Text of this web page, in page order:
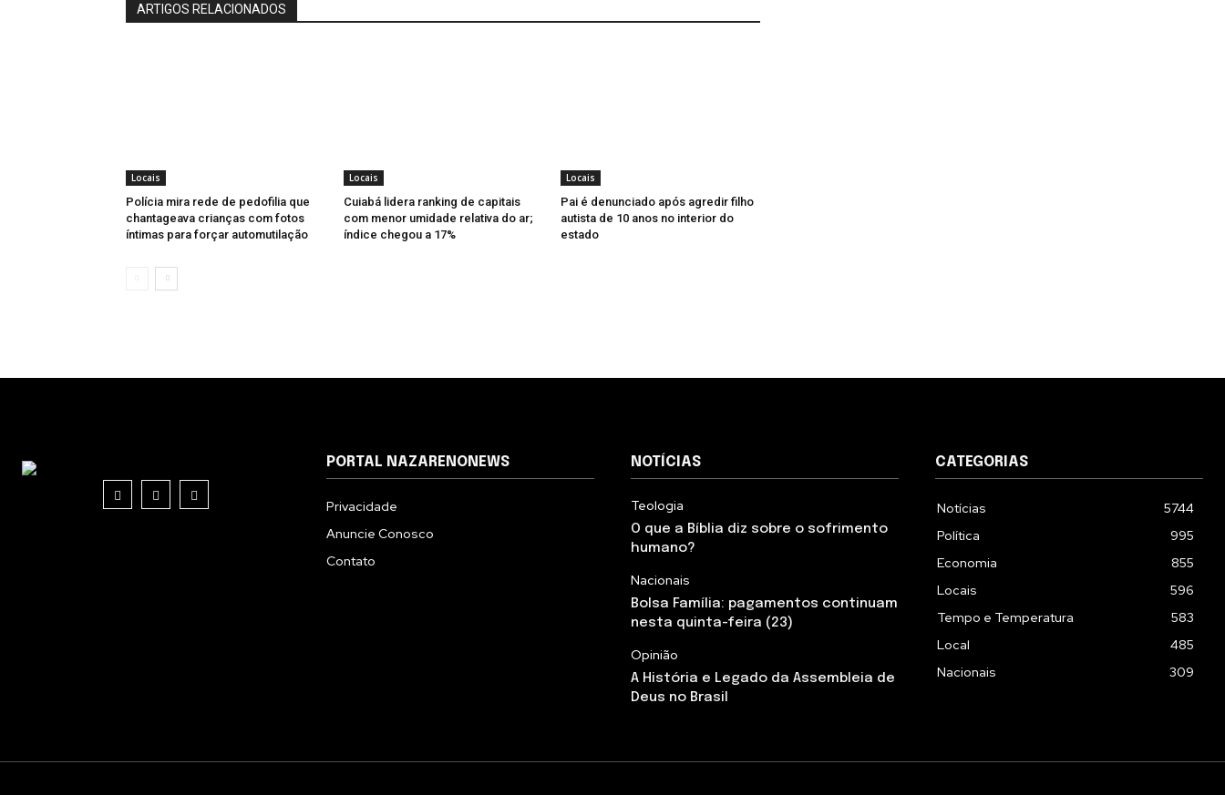
ARTIGOS RELACIONADOS
Locais
Polícia mira rede de pedofilia que
chantageava crianças com fotos
íntimas para forçar automutilação
Locais
Cuiabá lidera ranking de capitais
com menor umidade relativa do ar;
índice chegou a 17%
Locais
Pai é denunciado após agredir filho
autista de 10 anos no interior do
estado
PORTAL NAZARENONEWS
Privacidade
Anuncie Conosco
Contato
NOTÍCIAS
Teologia
O que a Bíblia diz sobre o sofrimento
humano?
Nacionais
Bolsa Família: pagamentos continuam
nesta quinta-feira (23)
Opinião
A História e Legado da Assembleia de
Deus no Brasil
CATEGORIAS
Notícias
5744
Política
995
Economia
855
Locais
596
Tempo e Temperatura
583
Local
485
Nacionais
309